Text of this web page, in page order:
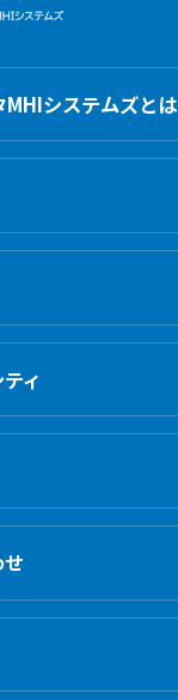
システムズとは
ィ